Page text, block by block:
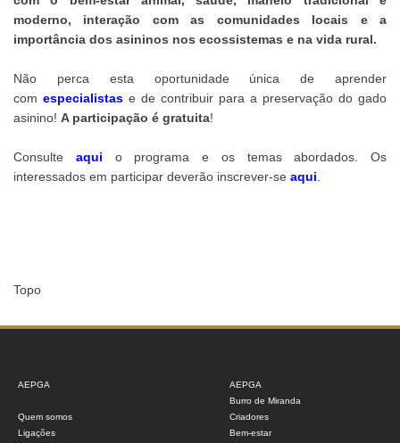
moderno, interação com as comunidades locais e a
importância dos asininos nos ecossistemas e na vida rural.
Não perca esta oportunidade única de aprender
com especialistas e de contribuir para a preservação do gado
asinino! A participação é gratuita!
Consulte aqui
o programa e os temas abordados. Os
interessados em participar deverão inscrever-se aqui
Topo
AEPGA
Quem somos
Ligações
AEPGA
Burro de Miranda
Criadores
Bem-estar